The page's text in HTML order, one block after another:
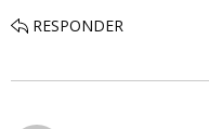
RESPONDER